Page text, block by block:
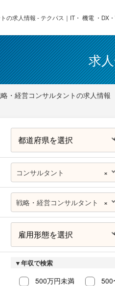
の求人情報 - テクパス｜IT・ 機電 ・DX
求
・経営コンサルタントの求人情報
×
コンサルタント
×
戦略・経営コンサルタント
▼年収で検索
500万円未満 500